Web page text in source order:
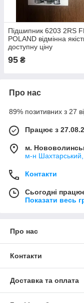
Підшипник 6203 2RS
POLAND відмінна
доступну ціну
95 ₴
Про нас
89% позитивних з 27
Працює з
м.
м-н
Контакти
Сьогодні
Показати весь
Про нас
Контакти
Доставка та оплата